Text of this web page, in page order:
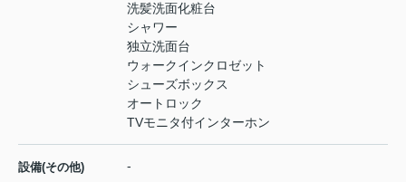
洗髪洗面化粧台
シャワー
独立洗面台
ウォークインクロゼット
シューズボックス
オートロック
TVモニタ付インターホン
設備(その他) -